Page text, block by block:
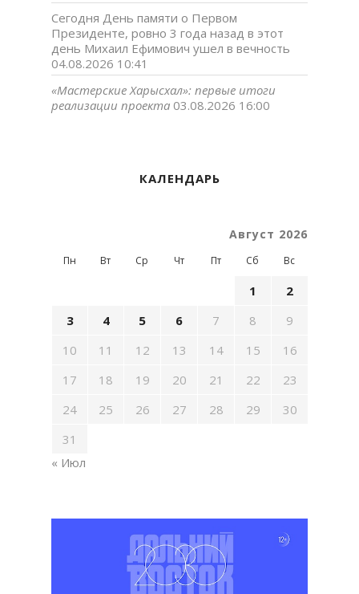
Сегодня День памяти о Первом
Президенте, ровно 3 года назад в этот
день Михаил Ефимович ушел в вечность
04.08.2026 10:41
«Мастерские Харысхал»: первые итоги
реализации проекта 03.08.2026 16:00
КАЛЕНДАРЬ
Август 2026
Пн Вт Ср Чт Пт Сб Вс
1
2
3
4 5 6 7 8
9
10
11 12 13 14 15
16
17
18 19 20 21 22
23
24
25 26 27 28 29
30
31
« Июл